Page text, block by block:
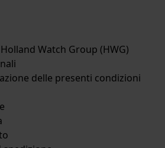
Watch Group (HWG)
delle presenti condizioni